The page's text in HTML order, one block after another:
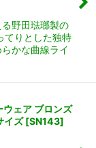
野田琺瑯製の
てりとした独特
かな曲線ライ
ェア ブロンズ
イズ [SN143]